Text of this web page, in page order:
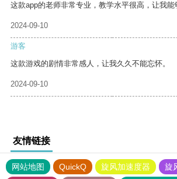
这款app的老师非常专业，教学水平很高，让我能
2024-09-10
游客
这款游戏的剧情非常感人，让我久久不能忘怀。
2024-09-10
友情链接
网站地图 QuickQ 旋风加速度器
旋